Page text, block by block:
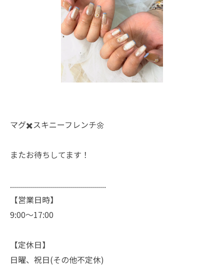
マグ✖️スキニーフレンチ🌼
またお待ちしてます！
................................................
【営業日時】
9:00〜17:00
【定休日】
日曜、祝日(その他不定休)